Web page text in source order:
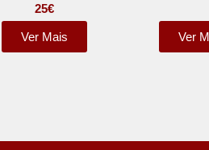
25€
Ver Mais Ver